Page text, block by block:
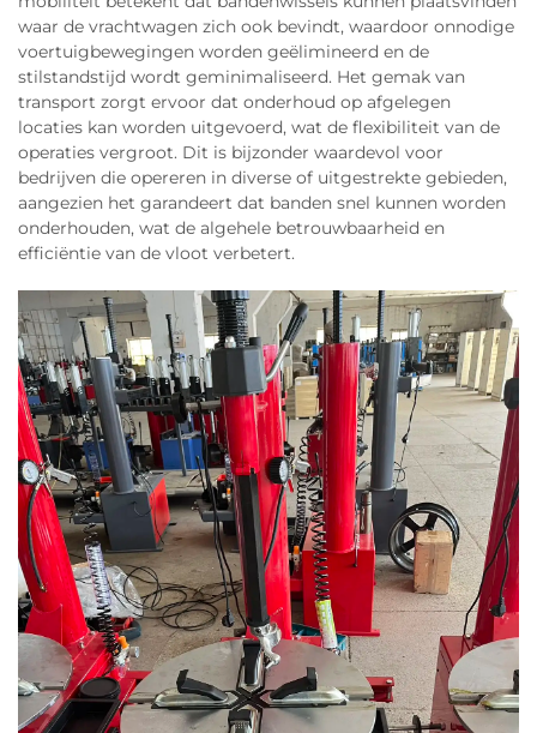
waar de vrachtwagen zich ook bevindt, waardoor onnodige
voertuigbewegingen worden geëlimineerd en de
stilstandstijd wordt geminimaliseerd. Het gemak van
transport zorgt ervoor dat onderhoud op afgelegen
locaties kan worden uitgevoerd, wat de flexibiliteit van de
operaties vergroot. Dit is bijzonder waardevol voor
bedrijven die opereren in diverse of uitgestrekte gebieden,
aangezien het garandeert dat banden snel kunnen worden
onderhouden, wat de algehele betrouwbaarheid en
efficiëntie van de vloot verbetert.